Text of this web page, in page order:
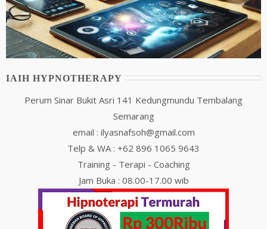
IAIH HYPNOTHERAPY
Perum Sinar Bukit Asri 141 Kedungmundu Tembalang
Semarang
email : ilyasnafsoh@gmail.com
Telp & WA : +62 896 1065 9643
Training - Terapi - Coaching
Jam Buka : 08.00-17.00 wib